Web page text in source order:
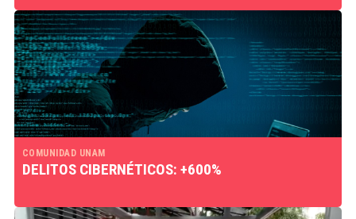
COMUNIDAD UNAM
DELITOS CIBERNÉTICOS: +600%